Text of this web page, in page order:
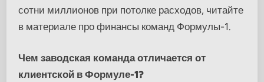
сотни миллионов при потолке расходов, читайте
в материале про финансы команд Формулы-1.
Чем заводская команда отличается от
клиентской в Формуле-1?